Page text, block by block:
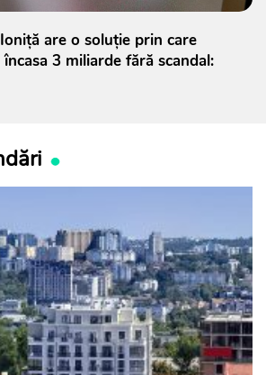
are o soluție prin care
3 miliarde fără scandal: